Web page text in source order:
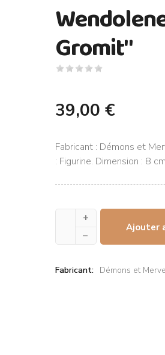
Gromit"
39,00 €
Fabricant : Démons et
: Figurine. Dimension : 8
+
–
Ajouter
Fabricant: Démons et